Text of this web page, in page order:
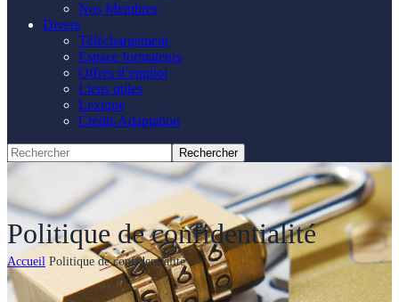
Nos Membres
Divers
Téléchargement
Espace formateurs
Offres d’emploi
Liens utiles
Lexique
Crédit-Adaptation
Politique de confidentialité
Accueil Politique de confidentialité